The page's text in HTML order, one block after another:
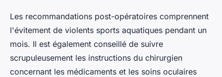
Les recommandations post-opératoires comprennent
l'évitement de violents sports aquatiques pendant un
mois. Il est également conseillé de suivre
scrupuleusement les instructions du chirurgien
concernant les médicaments et les soins oculaires